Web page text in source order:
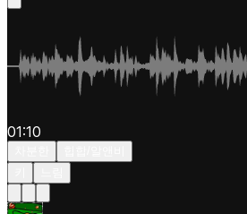
01:10